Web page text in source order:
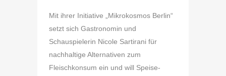
Mit ihrer Initiative „Mikrokosmos Berlin“
setzt sich Gastronomin und
Schauspielerin Nicole Sartirani für
nachhaltige Alternativen zum
Fleischkonsum ein und will Speise-